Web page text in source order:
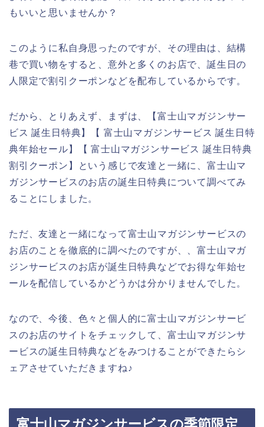
もいいと思いませんか？
このように私自身思ったのですが、その理由は、結構
巷で買い物をすると、意外と多くのお店で、誕生日の
人限定で割引クーポンなどを配布しているからです。
だから、とりあえず、まずは、【富士山マガジンサー
ビス 誕生日特典】【 富士山マガジンサービス 誕生日特
典年始セール】【 富士山マガジンサービス 誕生日特典
割引クーポン】という感じで友達と一緒に、富士山マ
ガジンサービスのお店の誕生日特典について調べてみ
ることにしました。
ただ、友達と一緒になって富士山マガジンサービスの
お店のことを徹底的に調べたのですが、、富士山マガ
ジンサービスのお店が誕生日特典などでお得な年始セ
ールを配信しているかどうかは分かりませんでした。
なので、今後、色々と個人的に富士山マガジンサービ
スのお店のサイトをチェックして、富士山マガジンサ
ービスの誕生日特典などをみつけることができたらシ
ェアさせていただきますね♪